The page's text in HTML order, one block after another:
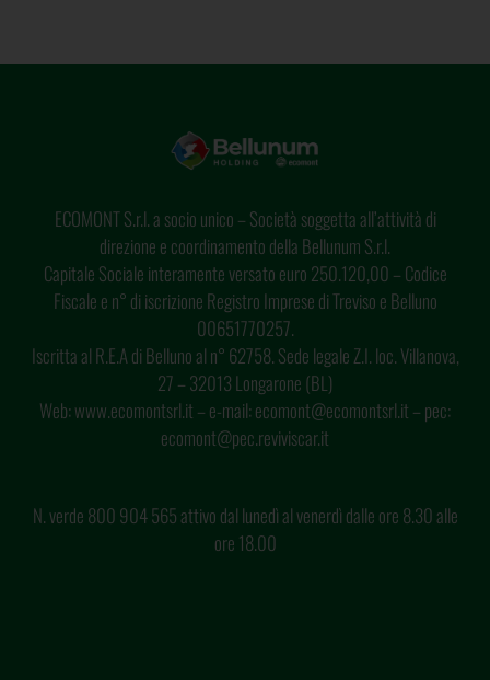
ECOMONT S.r.l. a socio unico – Società soggetta all’attività di
direzione e coordinamento della Bellunum S.r.l.
Capitale Sociale interamente versato euro 250.120,00 – Codice
Fiscale e n° di iscrizione Registro Imprese di Treviso e Belluno
00651770257.
Iscritta al R.E.A di Belluno al n° 62758. Sede legale Z.I. loc. Villanova,
27 – 32013 Longarone (BL)
Web: www.ecomontsrl.it – e-mail: ecomont@ecomontsrl.it – pec:
ecomont@pec.reviviscar.it
N. verde 800 904 565 attivo dal lunedì al venerdì dalle ore 8.30 alle
ore 18.00